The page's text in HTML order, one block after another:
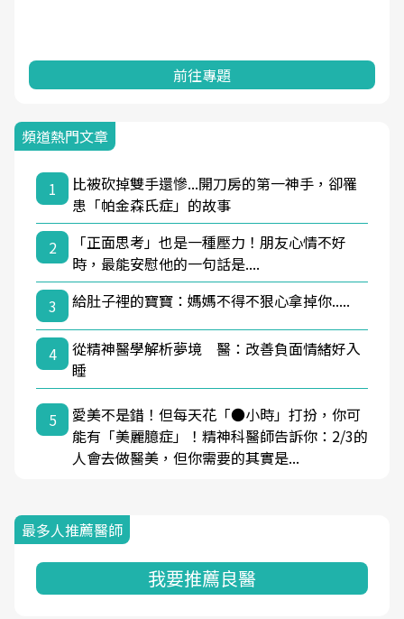
前往專題
頻道熱門文章
1
比被砍掉雙手還慘...開刀房的第一神手，卻罹
患「帕金森氏症」的故事
2
「正面思考」也是一種壓力！朋友心情不好
時，最能安慰他的一句話是....
3
給肚子裡的寶寶：媽媽不得不狠心拿掉你.....
4
從精神醫學解析夢境 醫：改善負面情緒好入
睡
5
愛美不是錯！但每天花「●小時」打扮，你可
能有「美麗臆症」！精神科醫師告訴你：2/3的
人會去做醫美，但你需要的其實是...
最多人推薦醫師
我要推薦良醫